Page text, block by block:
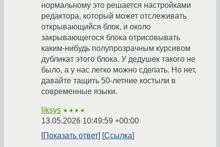
нормальному это решается настройками
редактора, который может отслеживать
открывающийся блок, и около
закрывающегося блока отрисовывать
каким-нибудь полупрозрачным курсивом
дубликат этого блока. У дедушек такого не
было, а у нас легко можно сделать. Но нет,
давайте тащить 50-летние костыли в
современные языки.
liksys ★★★★
13.05.2026 10:49:59 +00:00
Показать ответ
Ссылка